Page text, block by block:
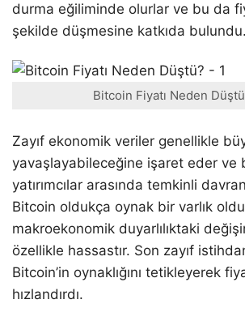
durma eğiliminde olurlar ve bu da
şekilde düşmesine katkıda bulundu.
Bitcoin Fiyatı Neden
Zayıf ekonomik veriler genellikle
yavaşlayabileceğine işaret eder ve
yatırımcılar arasında temkinli
Bitcoin oldukça oynak bir varlık
makroekonomik duyarlılıktaki
özellikle hassastır. Son zayıf
Bitcoin’in oynaklığını tetikleyerek
hızlandırdı.